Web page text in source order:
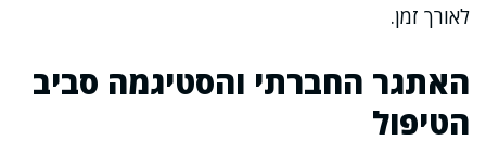
לאורך זמן.
האתגר החברתי והסטיגמה סביב
הטיפול